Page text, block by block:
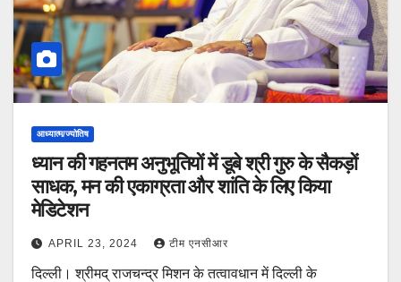
आध्यात्म/ज्योतिष
ध्यान की गहनतम अनुभूतियों में डूबे श्री गुरु के सैकड़ों
साधक, मन की एकाग्रता और शांति के लिए किया
मेडिटेशन
APRIL 23, 2024 टीम एनसीआर
दिल्ली। श्रीमद् राजचन्द्र मिशन के तत्वावधान में दिल्ली के